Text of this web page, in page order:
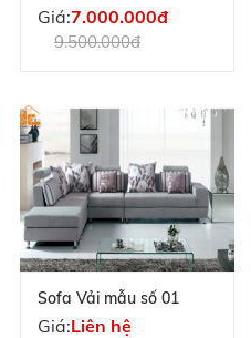
Giá:7.000.000đ
9.500.000đ
Sofa Vải mẫu số 01
Giá:Liên hệ